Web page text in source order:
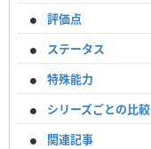
評価点
ステータス
特殊能力
シリーズごとの比較
関連記事